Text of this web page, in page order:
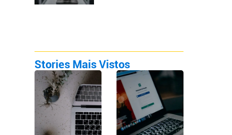
Stories Mais Vistos